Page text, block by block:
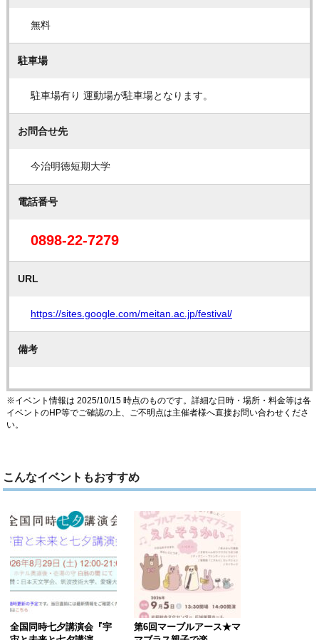
無料
駐車場
駐車場有り 運動場が駐車場となります。
お問合せ先
今治明徳短期大学
電話番号
0898-22-7279
URL
https://sites.google.com/meitan.ac.jp/festival/
備考
※イベント情報は 2025/10/15 時点のものです。詳細な日時・場所・料金等は各
イベントのHP等でご確認の上、ご不明点は主催者様へ直接お問い合わせくださ
い。
こんなイベントもおすすめ
全国同時七夕講演会『宇
第6回マーブルアース★マ